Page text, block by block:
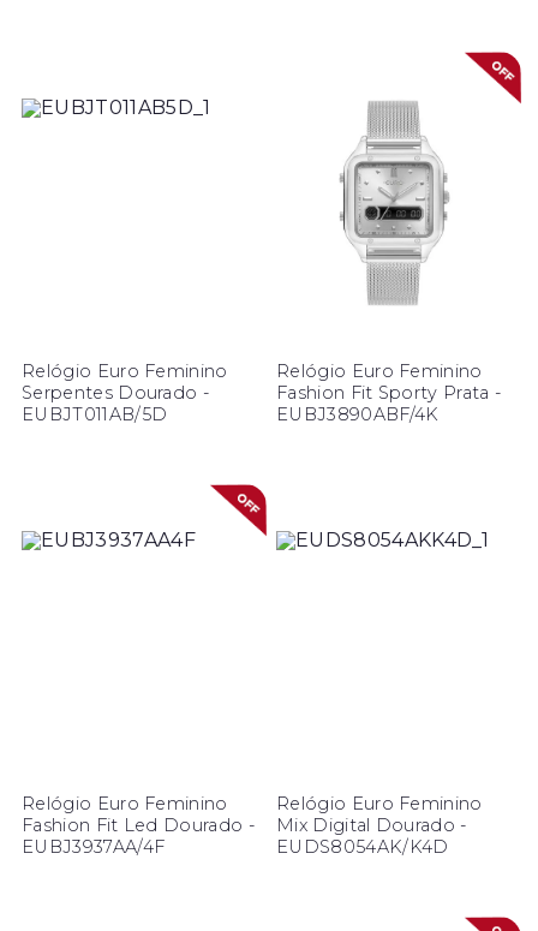
Relógio Euro Feminino
Serpentes Dourado -
EUBJT011AB/5D
Relógio Euro Feminino
Fashion Fit Sporty Prata -
EUBJ3890ABF/4K
Relógio Euro Feminino
Fashion Fit Led Dourado -
EUBJ3937AA/4F
Relógio Euro Feminino
Mix Digital Dourado -
EUDS8054AK/K4D